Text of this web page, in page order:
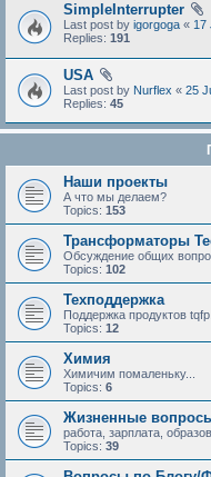
SimpleInterrupter
Last post by igorgoga « 17
Replies: 191
USA
Last post by Nurflex « 25
Replies: 45
Наши проекты
А что мы делаем?
Topics: 153
Трансформаторы
Обсуждение общих
Topics: 102
Техподдержка
Поддержка продуктов
Topics: 12
Химия
Химичим помаленьку...
Topics: 6
Жизненные
работа, зарплата,
Topics: 39